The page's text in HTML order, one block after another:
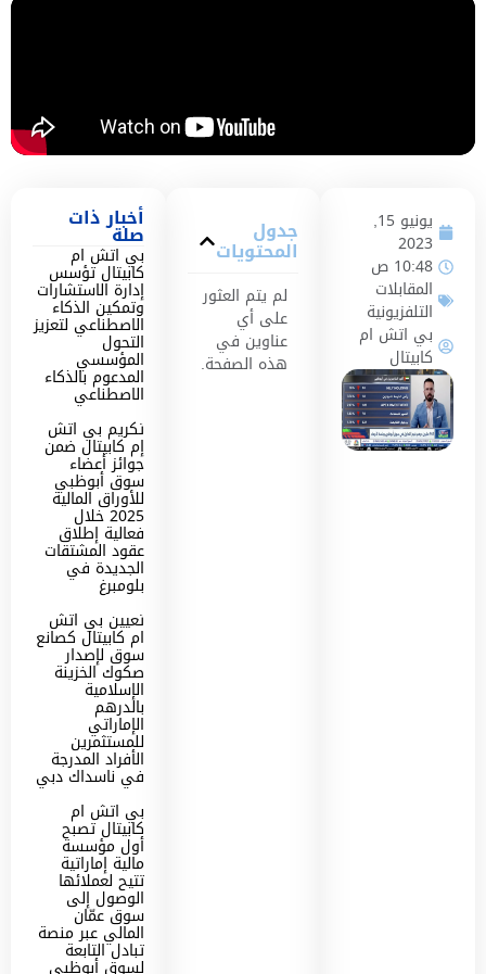
يونيو 15,
2023
10:48 ص
المقابلات
التلفزيونية
بي اتش ام
كابيتال
جدول
المحتويات
لم يتم العثور
على أي
عناوين في
هذه الصفحة.
أخبار ذات
صلة
بي اتش ام
كابيتال تؤسس
إدارة الاستشارات
وتمكين الذكاء
الاصطناعي لتعزيز
التحول
المؤسسي
المدعوم بالذكاء
الاصطناعي
تكريم بي اتش
إم كابيتال ضمن
جوائز أعضاء
سوق أبوظبي
للأوراق المالية
2025 خلال
فعالية إطلاق
عقود المشتقات
الجديدة في
بلومبرغ
تعيين بي اتش
ام كابيتال كصانع
سوق لإصدار
صكوك الخزينة
الإسلامية
بالدرهم
الإماراتي
للمستثمرين
الأفراد المدرجة
في ناسداك دبي
بي اتش ام
كابيتال تصبح
أول مؤسسة
مالية إماراتية
تتيح لعملائها
الوصول إلى
سوق عمّان
المالي عبر منصة
تبادل التابعة
لسوق أبوظبي